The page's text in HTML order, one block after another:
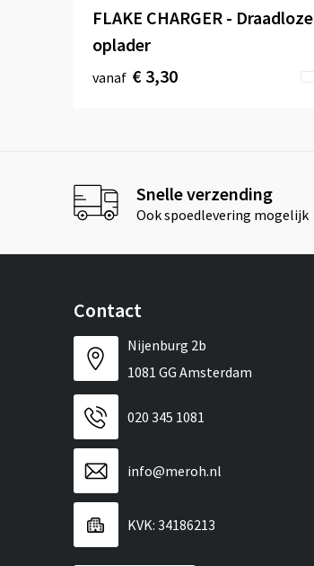
FLAKE CHARGER - Draadloze
oplader
vanaf € 3,30
Snelle verzending
Ook spoedlevering mogelijk
Contact
Nijenburg 2b
1081 GG Amsterdam
020 345 1081
info@meroh.nl
KVK: 34186213